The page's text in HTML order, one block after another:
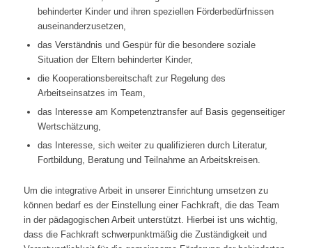
behinderter Kinder und ihren speziellen Förderbedürfnissen
auseinanderzusetzen,
das Verständnis und Gespür für die besondere soziale
Situation der Eltern behinderter Kinder,
die Kooperationsbereitschaft zur Regelung des
Arbeitseinsatzes im Team,
das Interesse am Kompetenztransfer auf Basis gegenseitiger
Wertschätzung,
das Interesse, sich weiter zu qualifizieren durch Literatur,
Fortbildung, Beratung und Teilnahme an Arbeitskreisen.
Um die integrative Arbeit in unserer Einrichtung umsetzen zu
können bedarf es der Einstellung einer Fachkraft, die das Team
in der pädagogischen Arbeit unterstützt. Hierbei ist uns wichtig,
dass die Fachkraft schwerpunktmäßig die Zuständigkeit und